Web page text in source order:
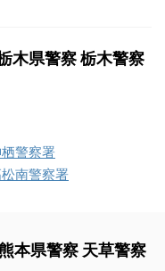
木県警察 栃木警察
警察署
南警察署
本県警察 天草警察